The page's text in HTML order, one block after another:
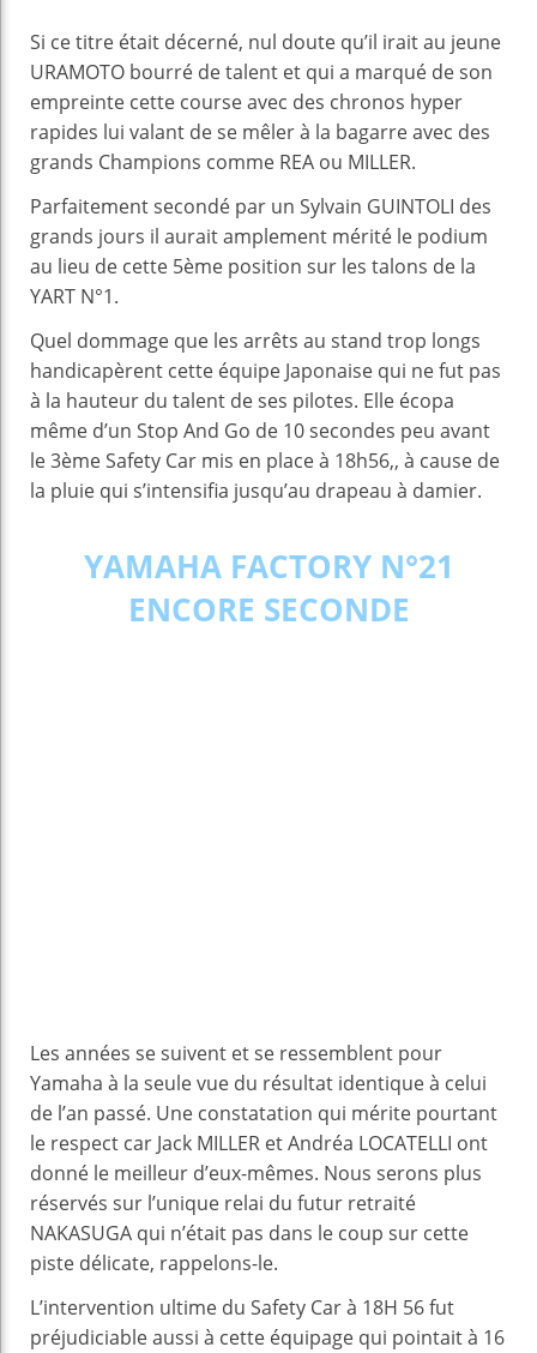
Si ce titre était décerné, nul doute qu’il irait au jeune
URAMOTO bourré de talent et qui a marqué de son
empreinte cette course avec des chronos hyper
rapides lui valant de se mêler à la bagarre avec des
grands Champions comme REA ou MILLER.
Parfaitement secondé par un Sylvain GUINTOLI des
grands jours il aurait amplement mérité le podium
au lieu de cette 5ème position sur les talons de la
YART N°1.
Quel dommage que les arrêts au stand trop longs
handicapèrent cette équipe Japonaise qui ne fut pas
à la hauteur du talent de ses pilotes. Elle écopa
même d’un Stop And Go de 10 secondes peu avant
le 3ème Safety Car mis en place à 18h56,, à cause de
la pluie qui s’intensifia jusqu’au drapeau à damier.
YAMAHA FACTORY N°21
ENCORE SECONDE
Les années se suivent et se ressemblent pour
Yamaha à la seule vue du résultat identique à celui
de l’an passé. Une constatation qui mérite pourtant
le respect car Jack MILLER et Andréa LOCATELLI ont
donné le meilleur d’eux-mêmes. Nous serons plus
réservés sur l’unique relai du futur retraité
NAKASUGA qui n’était pas dans le coup sur cette
piste délicate, rappelons-le.
L’intervention ultime du Safety Car à 18H 56 fut
préjudiciable aussi à cette équipage qui pointait à 16